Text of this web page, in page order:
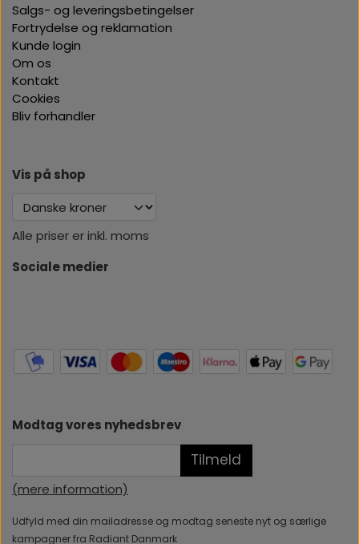
Salgs- og leveringsbetingelser
Fortrydelse og reklamation
Kunde login
Om os
Kontakt
Cookies
Bliv forhandler
Vis på shop
Alle priser er inkl. moms
Sociale medier
Modtag vores nyhedsbrev
Tilmeld
(mere information)
Udfyld med din mailadresse og modtag seneste nyt og særlige
kampagner fra Radiant Danmark